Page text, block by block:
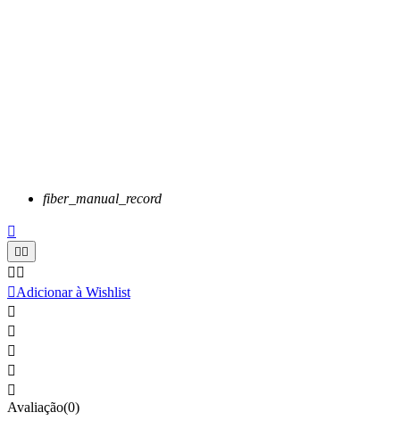
fiber_manual_record


 
Adicionar à Wishlist





Avaliação(0)